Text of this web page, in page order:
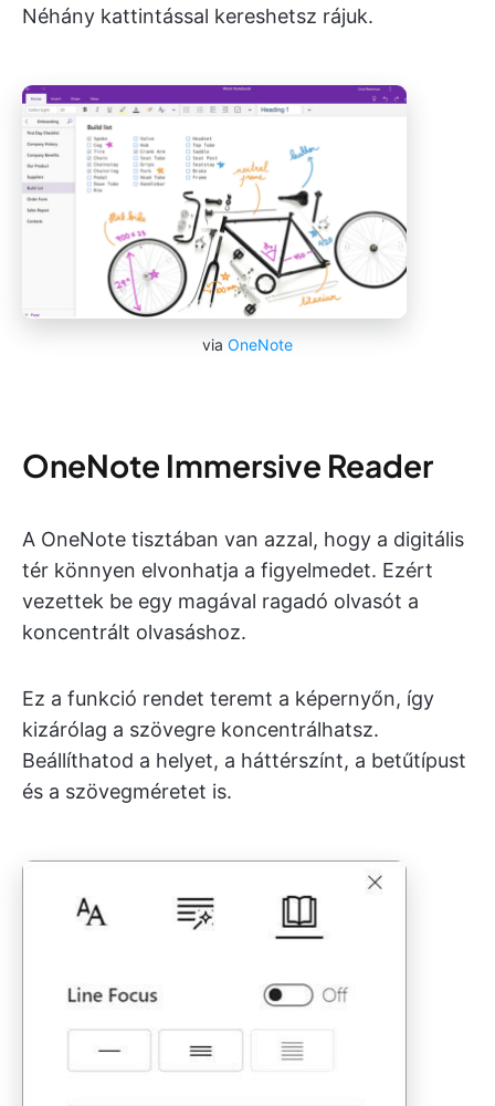
Néhány kattintással kereshetsz rájuk.
via OneNote
OneNote Immersive Reader
A OneNote tisztában van azzal, hogy a digitális
tér könnyen elvonhatja a figyelmedet. Ezért
vezettek be egy magával ragadó olvasót a
koncentrált olvasáshoz.
Ez a funkció rendet teremt a képernyőn, így
kizárólag a szövegre koncentrálhatsz.
Beállíthatod a helyet, a háttérszínt, a betűtípust
és a szövegméretet is.